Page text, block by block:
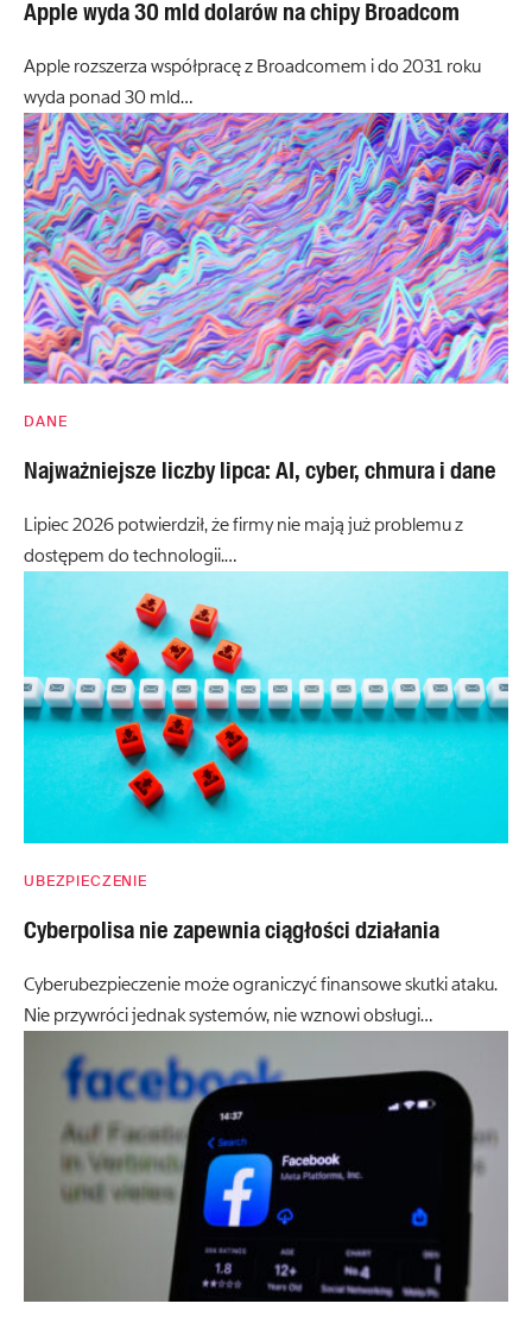
Apple wyda 30 mld dolarów na chipy Broadcom
Apple rozszerza współpracę z Broadcomem i do 2031 roku
wyda ponad 30 mld…
DANE
Najważniejsze liczby lipca: AI, cyber, chmura i dane
Lipiec 2026 potwierdził, że firmy nie mają już problemu z
dostępem do technologii.…
UBEZPIECZENIE
Cyberpolisa nie zapewnia ciągłości działania
Cyberubezpieczenie może ograniczyć finansowe skutki ataku.
Nie przywróci jednak systemów, nie wznowi obsługi…